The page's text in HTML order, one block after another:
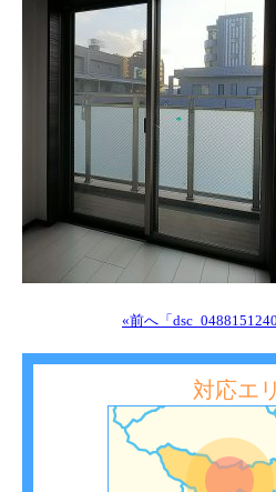
«前へ「
対応エ